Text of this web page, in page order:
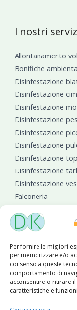
Per fornire le migliori
per memorizzare e/o
consenso a queste
comportamento di
acconsentire o ritirare
caratteristiche e
I nostri
Allontanamento
Bonifiche
Disinfestazione
Disinfestazione
Disinfestazione
Disinfestazione
Disinfestazione
Disinfestazione
Disinfestazione
Disinfestazione
Disinfestazione
Falconeria
Sanificazioni